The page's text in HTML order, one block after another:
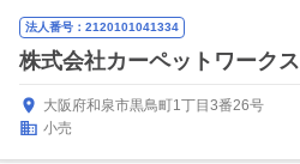
法人番号：2120101041334
株式会社カーペットワークス
大阪府和泉市黒鳥町1丁目3番26号
小売